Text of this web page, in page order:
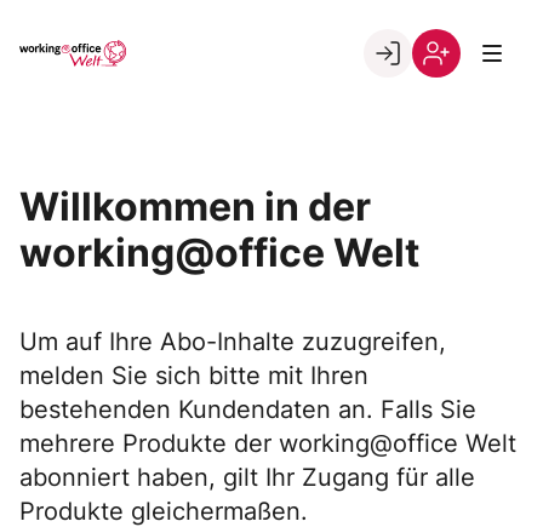
Go to landing page.
Welt
Willkommen in der
working@office Welt
Um auf Ihre Abo-Inhalte zuzugreifen,
melden Sie sich bitte mit Ihren
bestehenden Kundendaten an. Falls Sie
mehrere Produkte der working@office Welt
abonniert haben, gilt Ihr Zugang für alle
Produkte gleichermaßen.